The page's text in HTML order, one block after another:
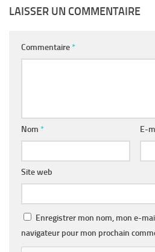
LAISSER UN COMMENTAIRE
Commentaire *
Nom * E-
Site web
Enregistrer mon nom, mon e-
navigateur pour mon prochain